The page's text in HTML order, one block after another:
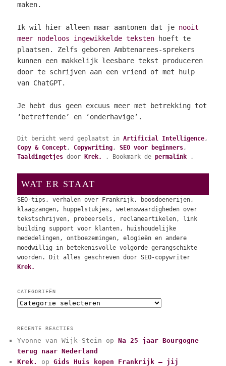
maken.
Ik wil hier alleen maar aantonen dat je nooit
meer nodeloos ingewikkelde teksten hoeft te
plaatsen. Zelfs geboren Ambtenarees-sprekers
kunnen een makkelijk leesbare tekst produceren
door te schrijven aan een vriend of met hulp
van ChatGPT.
Je hebt dus geen excuus meer met betrekking tot
‘betreffende’ en ‘onderhavige’.
Dit bericht werd geplaatst inArtificial Intelligence ,
Copy & Concept ,Copywriting ,SEO voor beginners ,
Taaldingetjes doorKrek. . Bookmark depermalink .
WAT ER STAAT
SEO-tips, verhalen over Frankrijk, boosdoenerijen,
klaagzangen, huppelstukjes, wetenswaardigheden over
tekstschrijven, probeersels, reclameartikelen, link
building support voor klanten, huishoudelijke
mededelingen, ontboezemingen, elogieën en andere
moedwillig in betekenisvolle volgorde gerangschikte
woorden. Dit alles geschreven door SEO-copywriter
Krek.
CATEGORIEËN
C
e
g
o
r
RECENTE REACTIES
Yvonne van Wijk-Stein opNa 25 jaar Bourgogne
terug naar Nederland
Krek.
opGids Huis kopen Frankrijk – jij